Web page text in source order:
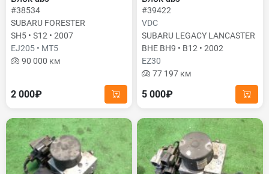
#38534
SUBARU FORESTER
SH5 • S12 • 2007
EJ205 • MT5
90 000 км
2 000₽
#39422
VDC
SUBARU LEGACY LANCASTER
BHE BH9 • B12 • 2002
EZ30
77 197 км
5 000₽